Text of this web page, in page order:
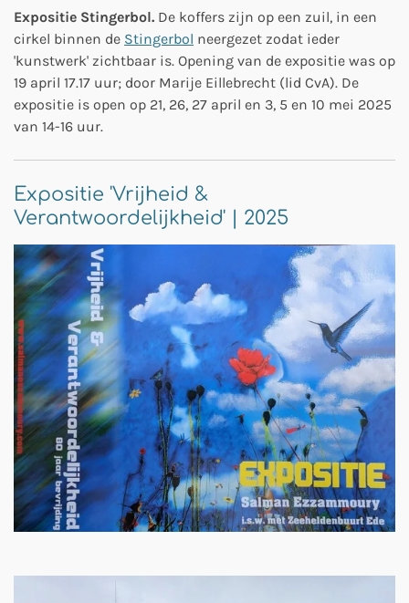
Expositie Stingerbol. De koffers zijn op een zuil, in een
cirkel binnen de Stingerbol neergezet zodat ieder
'kunstwerk' zichtbaar is. Opening van de expositie was op
19 april 17.17 uur; door Marije Eillebrecht (lid CvA). De
expositie is open op 21, 26, 27 april en 3, 5 en 10 mei 2025
van 14-16 uur.
Expositie 'Vrijheid &
Verantwoordelijkheid' | 2025